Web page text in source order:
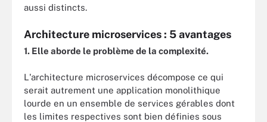
aussi distincts.
Architecture microservices : 5 avantages
1. Elle aborde le problème de la complexité.
L'architecture microservices décompose ce qui
serait autrement une application monolithique
lourde en un ensemble de services gérables dont
les limites respectives sont bien définies sous